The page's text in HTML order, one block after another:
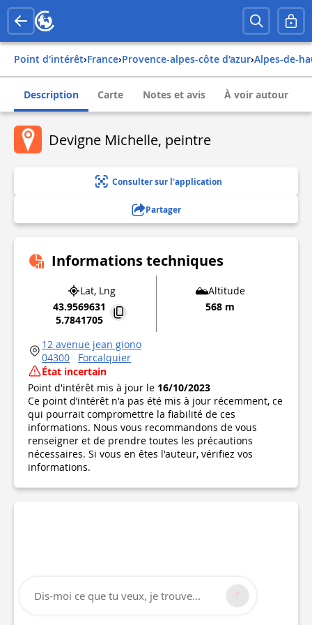
Point d'intérêt› france› provence-alpes-côte d'azur› alpes-de-
Description Carte Notes et avis À voir autour
Devigne Michelle, peintre
Consulter sur l'application
Partager
Informations techniques
Lat, Lng
43.9569631
5.7841705
Altitude
568 m
12 avenue jean giono
04300
Forcalquier
État incertain
Point d'intérêt mis à jour le 16/10/2023
Ce point d’intérêt n'a pas été mis à jour récemment, ce
qui pourrait compromettre la fiabilité de ces
informations. Nous vous recommandons de vous
renseigner et de prendre toutes les précautions
nécessaires. Si vous en êtes l'auteur, vérifiez vos
informations.
Dis-moi ce que tu veux, je trouve...